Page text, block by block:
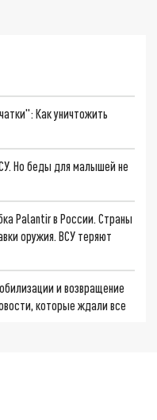
Как уничтожить
Но беды для малышей не
Palantir в России. Страны
оружия. ВСУ теряют
и возвращение
которые ждали все